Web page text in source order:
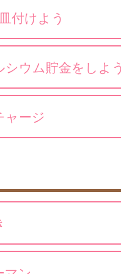
付けよう
ウム貯金をしよ
ャージ